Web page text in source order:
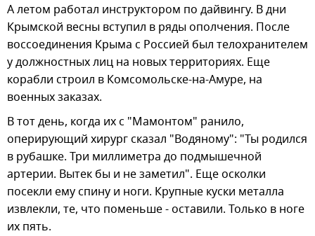
А летом работал инструктором по дайвингу. В дни
Крымской весны вступил в ряды ополчения. После
воссоединения Крыма с Россией был телохранителем
у должностных лиц на новых территориях. Еще
корабли строил в Комсомольске-на-Амуре, на
военных заказах.
В тот день, когда их с "Мамонтом" ранило,
оперирующий хирург сказал "Водяному": "Ты родился
в рубашке. Три миллиметра до подмышечной
артерии. Вытек бы и не заметил". Еще осколки
посекли ему спину и ноги. Крупные куски металла
извлекли, те, что поменьше - оставили. Только в ноге
их пять.